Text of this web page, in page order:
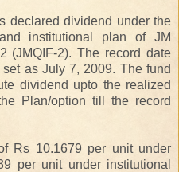
declared dividend under the
institutional plan of JM
(JMQIF-2). The record date
as July 7, 2009. The fund
dividend upto the realized
Plan/option till the record
Rs 10.1679 per unit under
per unit under institutional